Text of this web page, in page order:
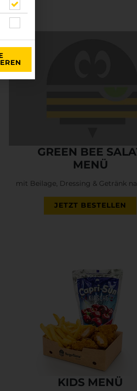
GREEN BEE
MENÜ
mit Beilage, Dressing & Getränk
JETZT BESTELLEN
KIDS MENÜ